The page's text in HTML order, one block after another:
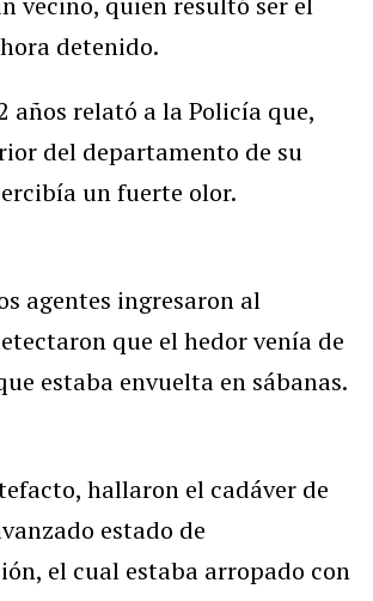
detenido.
años relató a la Policía que,
del departamento de su
un fuerte olor.
agentes ingresaron al
que el hedor venía de
estaba envuelta en sábanas.
hallaron el cadáver de
estado de
el cual estaba arropado con